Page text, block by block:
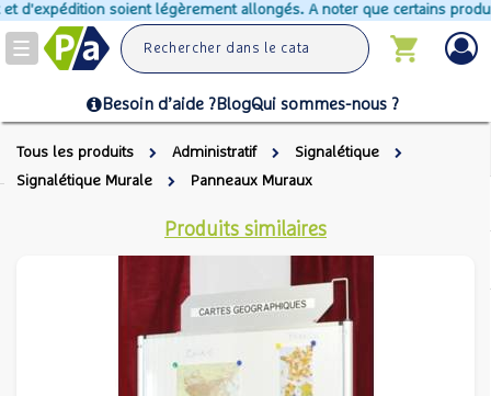
soient légèrement allongés. A noter que certains produits
Toggle
navigation
Besoin d’aide ?BlogQui sommes-nous ?
Tous les produits Administratif
Signalétique
Signalétique Murale
Panneaux Muraux
Produits similaires